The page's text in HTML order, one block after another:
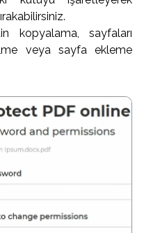
kopyalama, sayfaları
veya sayfa ekleme